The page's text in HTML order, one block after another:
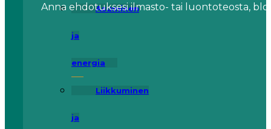
Asuminen
ja
energia
Liikkuminen
ja
Anna ehdotuksesi ilmasto- tai luontoteosta,